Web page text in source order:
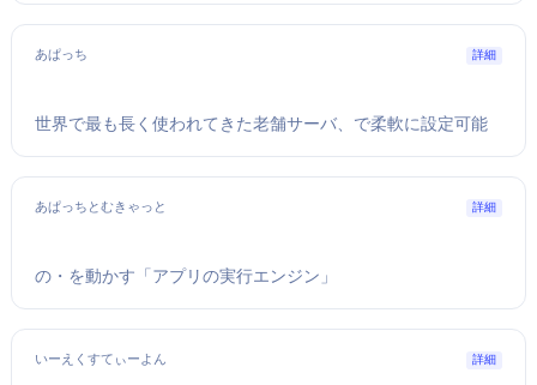
あぱっち 詳細
世界で最も長く使われてきた老舗Webサーバ、.htaccessで柔軟に設定可能
あぱっちとむきゃっと 詳細
JavaのServlet・JSPを動かす「Javaアプリの実行エンジン」
いーえくすてぃーよん 詳細